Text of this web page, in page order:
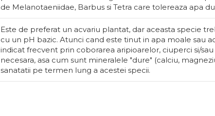
de Melanotaeniidae, Barbus si Tetra care tolereaza apa
Este de preferat un acvariu plantat, dar aceasta specie
cu un pH bazic. Atunci cand este tinut in apa moale sau
indicat frecvent prin coborarea aripioarelor, ciuperci si/
necesara, asa cum sunt mineralele "dure" (calciu,
sanatatii pe termen lung a acestei specii.